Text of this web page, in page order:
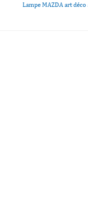
Lampe MAZDA art